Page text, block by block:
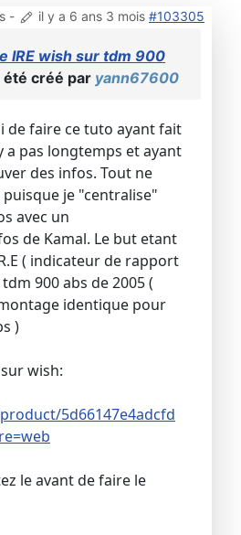
- il y a 6 ans 3 mois #103305
IRE wish sur tdm 900
été créé par yann67600
de faire ce tuto ayant fait
a pas longtemps et ayant
des infos. Tout ne
je "centralise"
avec un
de Kamal. Le but etant
( indicateur de rapport
900 abs de 2005 (
identique pour
)
wish:
5d66147e4adcfd
le avant de faire le